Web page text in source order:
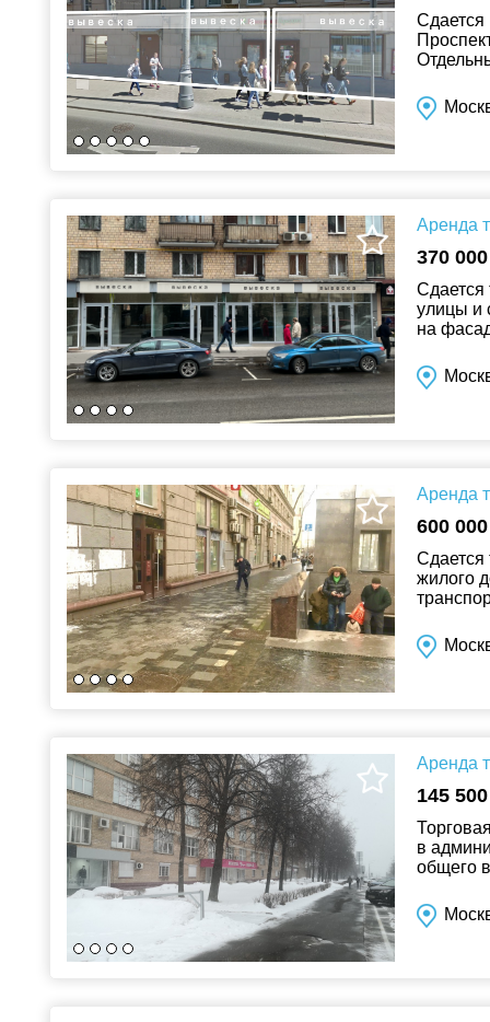
Сдается
Аренда
370
Сдается
улицы и
на
Аренда
600
Сдается
жилого
Аренда
145
в
общего